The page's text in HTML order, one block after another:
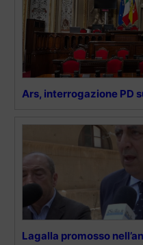
Ars, interrogazione PD
Lagalla promosso